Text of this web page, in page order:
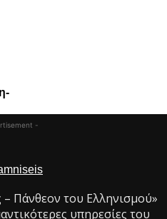
-
– Πάνθεον του Ελληνισμού»
υπηρεσίες του